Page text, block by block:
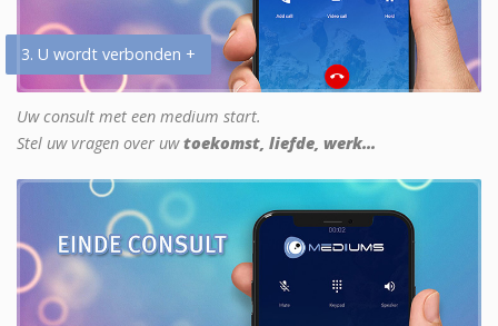
3. U wordt verbonden +
Uw consult met een medium start.
Stel uw vragen over uwtoekomst, liefde, werk...